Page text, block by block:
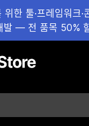
한 툴·프레임워크·
발 — 전 품목 50%